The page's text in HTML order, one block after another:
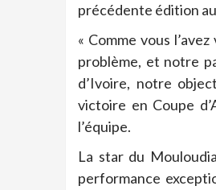
précédente édition
« Comme vous
problème, et notre
d’Ivoire, notre
victoire en Coupe
l’équipe.
La star du
performance